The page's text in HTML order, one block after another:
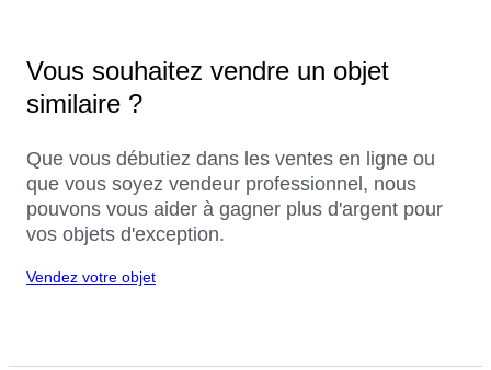
Vous souhaitez vendre un objet
similaire ?
Que vous débutiez dans les ventes en ligne ou
que vous soyez vendeur professionnel, nous
pouvons vous aider à gagner plus d'argent pour
vos objets d'exception.
Vendez votre objet